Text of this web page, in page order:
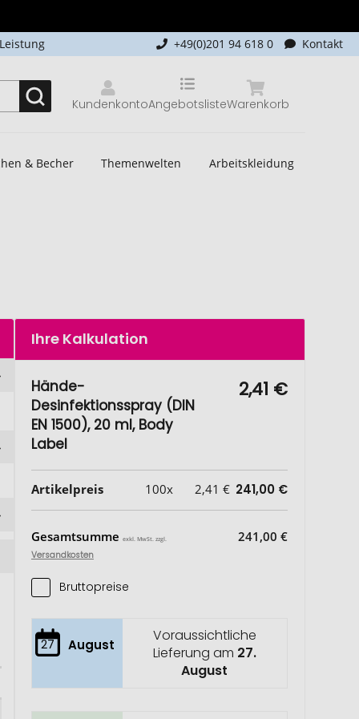
+49(0)201 94 618 0 Kontakt
Kundenkonto Warenkorb
Angebotsliste
& Becher Themenwelten Arbeitskleidung
Ihre Kalkulation
Hände-
Desinfektionsspray (DIN
EN 1500), 20 ml, Body
Label
2,41 €
Artikelpreis 100x 2,41 € 241,00 €
Gesamtsumme exkl. MwSt. zzgl.
Versandkosten
241,00 €
Bruttopreise
27 August
Voraussichtliche
Lieferung am 27.
August